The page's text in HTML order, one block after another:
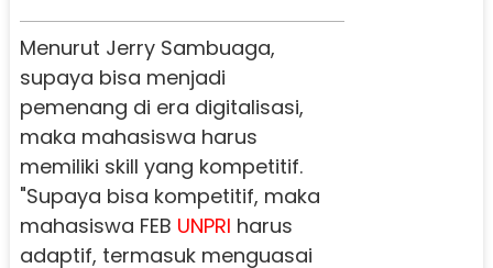
Menurut Jerry Sambuaga,
supaya bisa menjadi
pemenang di era digitalisasi,
maka mahasiswa harus
memiliki skill yang kompetitif.
"Supaya bisa kompetitif, maka
mahasiswa FEB UNPRI harus
adaptif, termasuk menguasai